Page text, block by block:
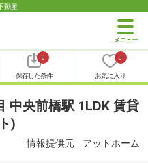
動産
0
保存した条件
0
お気に入り
中央前橋駅 1LDK 賃貸
)
情報提供元 アットホーム